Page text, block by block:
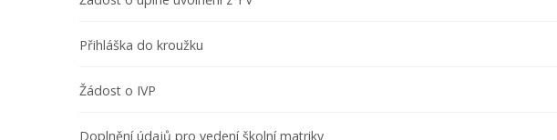
Přihláška do kroužku
Žádost o IVP
Doplnění údajů pro vedení školní matriky